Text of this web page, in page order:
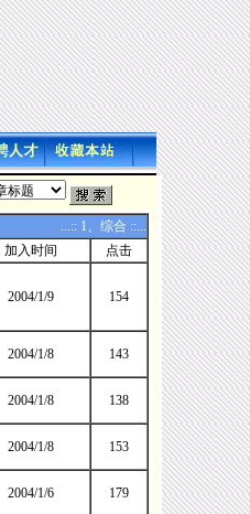
...:: 1、综合 ::...
加入时间
点击
2004/1/9 154
2004/1/8 143
2004/1/8 138
2004/1/8 153
2004/1/6 179